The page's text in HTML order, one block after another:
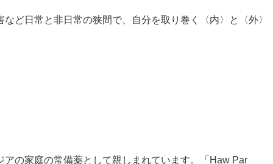
ど日常と非日常の狭間で、自分を取り巻く〈内〉と〈外〉
の家庭の常備薬として親しまれています。「Haw Par